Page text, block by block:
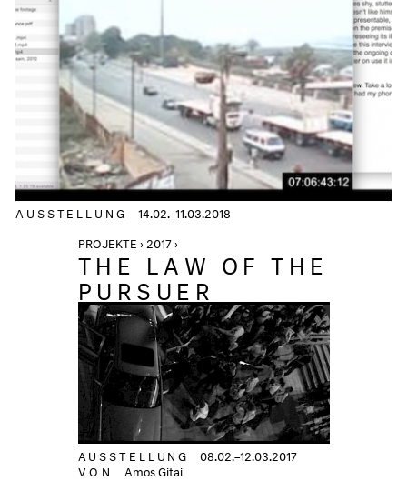
AUSSTELLUNG
14.02.–11.03.2018
PROJEKTE › 2017 ›
THE LAW OF THE
PURSUER
AUSSTELLUNG
08.02.–12.03.2017
VON
Amos Gitai